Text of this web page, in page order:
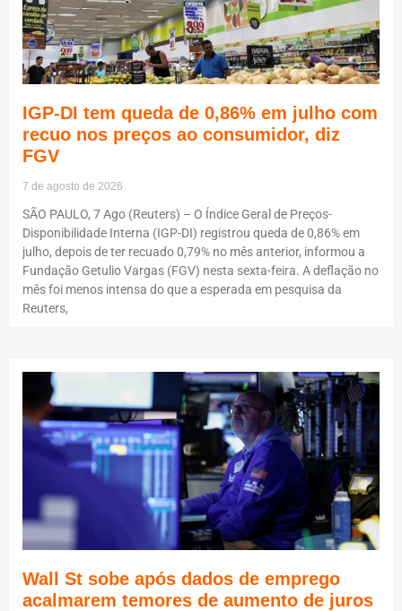
IGP-DI tem queda de 0,86% em julho com
recuo nos preços ao consumidor, diz
FGV
7 de agosto de 2026
SÃO PAULO, 7 Ago (Reuters) – O Índice Geral de Preços-
Disponibilidade Interna (IGP-DI) registrou queda de 0,86% em
julho, depois de ter recuado 0,79% no mês anterior, informou a
Fundação Getulio Vargas (FGV) nesta sexta-feira. A deflação no
mês foi menos intensa do que a esperada em pesquisa da
Reuters,
Wall St sobe após dados de emprego
acalmarem temores de aumento de juros